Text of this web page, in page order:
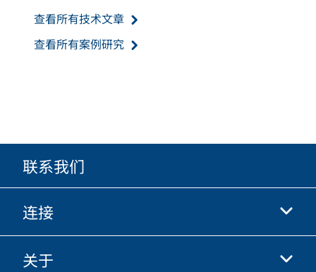
查看所有技术文章
查看所有案例研究
联系我们
连接
抖音
关于